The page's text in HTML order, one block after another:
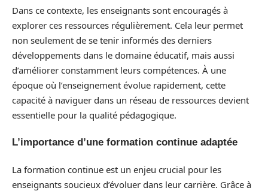
Dans ce contexte, les enseignants sont encouragés à
explorer ces ressources régulièrement. Cela leur permet
non seulement de se tenir informés des derniers
développements dans le domaine éducatif, mais aussi
d’améliorer constamment leurs compétences. À une
époque où l’enseignement évolue rapidement, cette
capacité à naviguer dans un réseau de ressources devient
essentielle pour la qualité pédagogique.
L’importance d’une formation continue adaptée
La formation continue est un enjeu crucial pour les
enseignants soucieux d’évoluer dans leur carrière. Grâce à